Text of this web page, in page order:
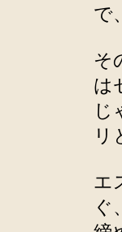
で
そ
は
じ
リ
エ
ぐ